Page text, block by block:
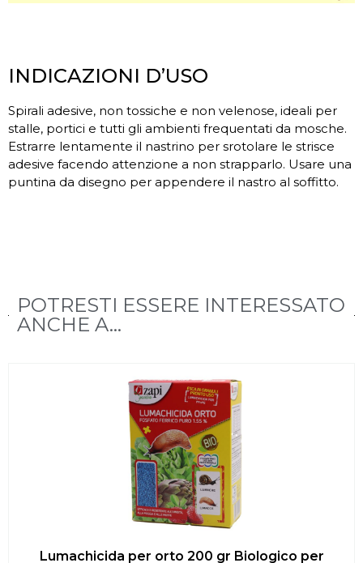
INDICAZIONI D’USO
Spirali adesive, non tossiche e non velenose, ideali per
stalle, portici e tutti gli ambienti frequentati da mosche.
Estrarre lentamente il nastrino per srotolare le strisce
adesive facendo attenzione a non strapparlo. Usare una
puntina da disegno per appendere il nastro al soffitto.
POTRESTI ESSERE INTERESSATO
ANCHE A...
Lumachicida per orto 200 gr Biologico per